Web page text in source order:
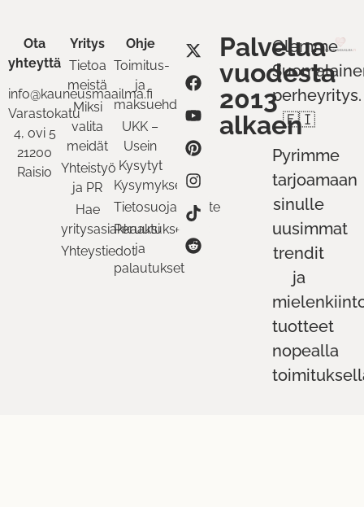
Ota
yhteyttä
info@kauneusmaailma.fi
Varastokatu
4, ovi 5
21200
Raisio
Yritys
Tietoa
meistä
Miksi
valita
meidät
Yhteistyö
ja PR
Hae
yritysasiakkaaksi
Yhteystiedot
Ohje
Toimitus-
ja
maksuehdot
UKK –
Usein
Kysytyt
Kysymykset
Tietosuojaseloste
Peruutukset
ja
palautukset
Palvelua
vuodesta
2013
alkaen
Olemme
perheyritys.
🇫🇮
Pyrimme
tarjoamaan
sinulle
uusimmat
trendit
ja
tuotteet
nopealla